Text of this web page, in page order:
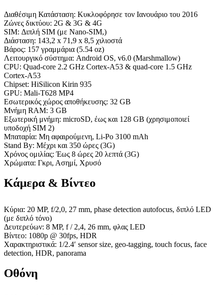
Διαθέσιμη Κατάσταση: Κυκλοφόρησε τον Ιανουάριο του 2016
Ζώνες δικτύου: 2G & 3G & 4G
SIM: Διπλή SIM (με Nano-SIM,)
Διάσταση: 143,2 x 71,9 x 8,5 χιλιοστά
Βάρος: 157 γραμμάρια (5.54 oz)
Λειτουργικό σύστημα: Android OS, v6.0 (Marshmallow)
CPU: Quad-core 2.2 GHz Cortex-A53 & quad-core 1.5 GHz
Cortex-A53
Chipset: HiSilicon Kirin 935
GPU: Mali-T628 MP4
Εσωτερικός χώρος αποθήκευσης: 32 GB
Μνήμη RAM: 3 GB
Εξωτερική μνήμη: microSD, έως και 128 GB (χρησιμοποιεί
υποδοχή SIM 2)
Μπαταρία: Μη αφαιρούμενη, Li-Po 3100 mAh
Stand By: Μέχρι και 350 ώρες (3G)
Χρόνος ομιλίας: Έως 8 ώρες 20 λεπτά (3G)
Χρώματα: Γκρι, Ασημί, Χρυσό
Κάμερα & Βίντεο
Κύρια: 20 MP, f/2,0, 27 mm, phase detection autofocus, διπλό LED
(με διπλό τόνο)
Δευτερεύων: 8 MP, f / 2,4, 26 mm, φλας LED
Βίντεο: 1080p @ 30fps, HDR
Χαρακτηριστικά: 1/2.4′ sensor size, geo-tagging, touch focus, face
detection, HDR, panorama
Οθόνη